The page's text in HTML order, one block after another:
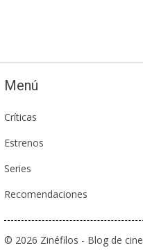
Menú
Críticas
Estrenos
Series
Recomendaciones
© 2026 Zinéfilos - Blog de cine